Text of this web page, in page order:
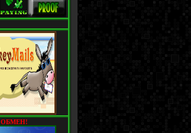
ОБМЕН!